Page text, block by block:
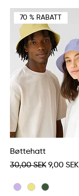
70 % RABATT
Bøttehatt
Vanlig pris
30,00 SEK Salgspris
9,00 SEK